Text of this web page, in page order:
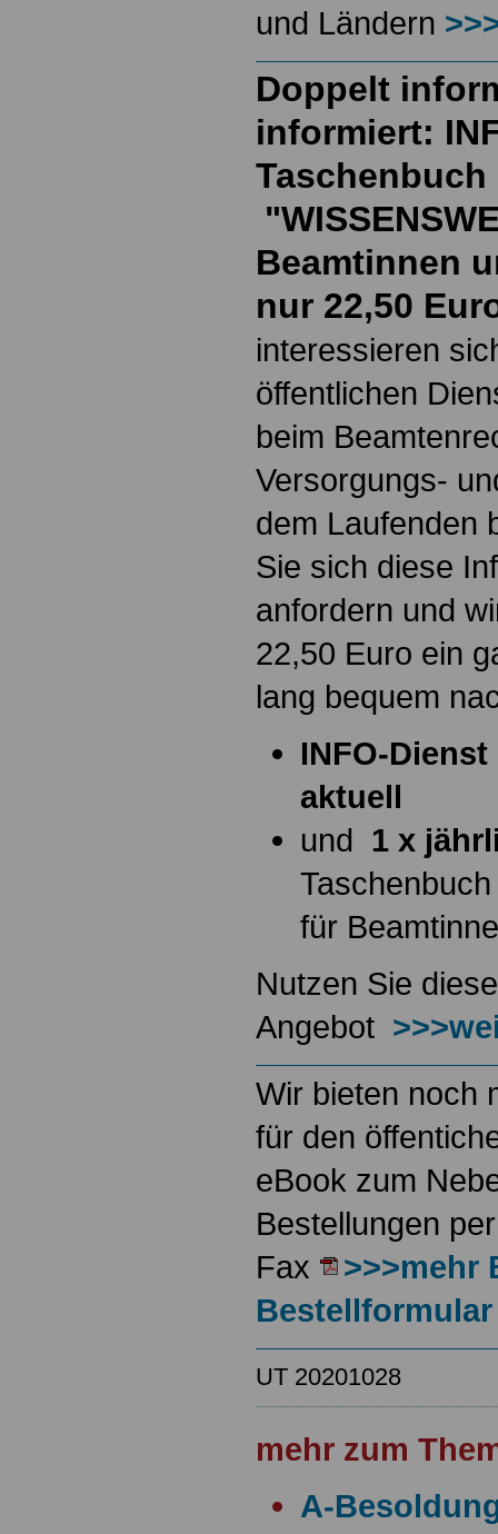
und Ländern
Doppelt
informiert:
Taschenbuch
Beamtinnen
nur 22,50
interessieren
öffentlichen
beim
Versorgungs-
dem Laufenden
Sie sich diese
anfordern und
22,50 Euro ein
lang bequem
INFO-
aktuell
und 1 x
Taschenbuch
für
Nutzen Sie
Angebot
Wir bieten noch
für den
eBook zum
Bestellungen
Fax
>>>mehr
Bestellformular
UT 20201028
mehr zum
A-